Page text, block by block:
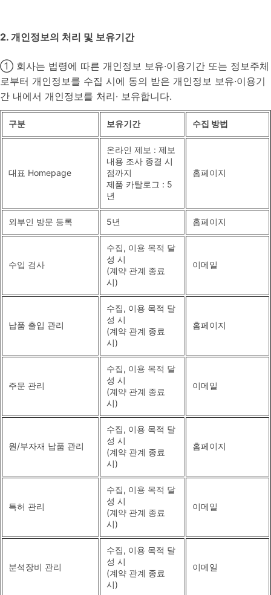
2. 개인정보의 처리 및 보유기간
① 회사는 법령에 따른 개인정보 보유·이용기간 또는 정보주체
로부터 개인정보를 수집 시에 동의 받은 개인정보 보유·이용기
간 내에서 개인정보를 처리· 보유합니다.
구분 보유기간 수집 방법
대표 Homepage
온라인 제보 : 제보
내용 조사 종결 시
점까지
제품 카탈로그 : 5
년
홈페이지
외부인 방문 등록 5년 홈페이지
수입 검사
수집, 이용 목적 달
성 시
(계약 관계 종료
시)
이메일
납품 출입 관리
수집, 이용 목적 달
성 시
(계약 관계 종료
시)
홈페이지
주문 관리
수집, 이용 목적 달
성 시
(계약 관계 종료
시)
이메일
원/부자재 납품 관리
수집, 이용 목적 달
성 시
(계약 관계 종료
시)
홈페이지
특허 관리
수집, 이용 목적 달
성 시
(계약 관계 종료
시)
이메일
분석장비 관리
수집, 이용 목적 달
성 시
(계약 관계 종료
시)
이메일